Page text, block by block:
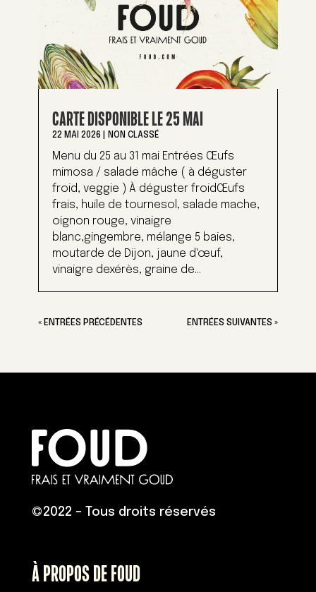
CARTE DISPONIBLE LE 25 MAI
22 MAI 2026 NON CLASSÉ
Menu du 25 au 31 mai Entrées Œufs
mimosa / salade mâche ( à déguster
froid, veggie ) À déguster froidŒufs
frais, huile de tournesol, salade mache,
oignon rouge, vinaigre
blanc,gingembre, mélange 5 baies,
moutarde de Dijon, jaune d'œuf,
vinaigre dexérès, graine de...
« ENTRÉES PRÉCÉDENTES ENTRÉES SUIVANTES »
©2022 – Tous droits réservés
À PROPOS DE FOUD